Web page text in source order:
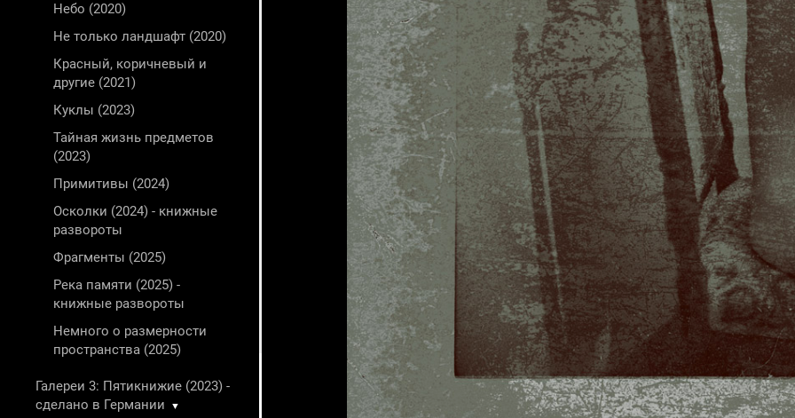
Небо (2020)
Не только ландшафт (2020)
Красный, коричневый и
другие (2021)
Куклы (2023)
Тайная жизнь предметов
(2023)
Примитивы (2024)
Осколки (2024) - книжные
развороты
Фрагменты (2025)
Река памяти (2025) -
книжные развороты
Немного о размерности
пространства (2025)
Галереи 3: Пятикнижие (2023) -
сделано в Германии
▼